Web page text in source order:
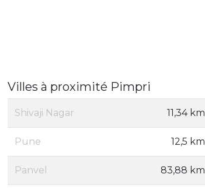
Villes à proximité Pimpri
Shivaji Nagar 11,34 km
Pune 12,5 km
Panvel 83,88 km